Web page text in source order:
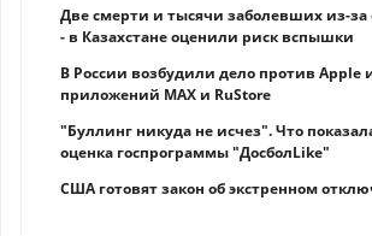
Две смерти и тысячи заболевших из-
- в Казахстане оценили риск вспышки
В России возбудили дело против Apple
приложений MAX и RuStore
"Буллинг никуда не исчез". Что
оценка госпрограммы "ДосболLike"
США готовят закон об экстренном